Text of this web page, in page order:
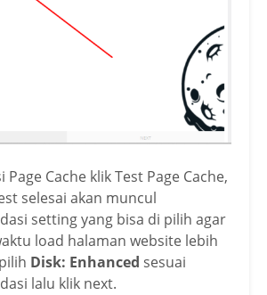
Page Cache klik Test Page Cache,
selesai akan muncul
setting yang bisa di pilih agar
load halaman website lebih
Disk: Enhanced sesuai
lalu klik next.